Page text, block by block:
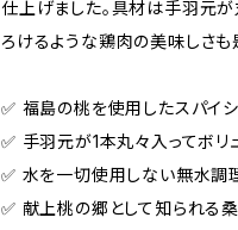
仕上げました。具材は手羽元が
ろけるような鶏肉の美味しさも
✅ 福島の桃を使用したスパイ
✅ 手羽元が1本丸々入ってボリ
✅ 水を一切使用しない無水調
✅ 献上桃の郷として知られる